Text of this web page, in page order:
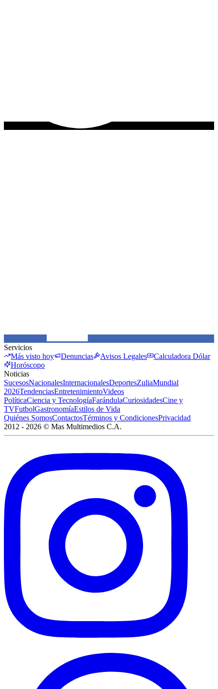
Servicios
Más visto hoy
Denuncias Avisos Legales
Calculadora Dólar
Horóscopo
Noticias
SucesosNacionalesInternacionalesDeportesZuliaMundial
2026TendenciasEntretenimientoVideos
PolíticaCiencia y TecnologíaFarándulaCuriosidadesCine y
TVFutbolGastronomíaEstilos de Vida
Quiénes SomosContactosTérminos y CondicionesPrivacidad
2012 - 2026 © Mas Multimedios C.A.